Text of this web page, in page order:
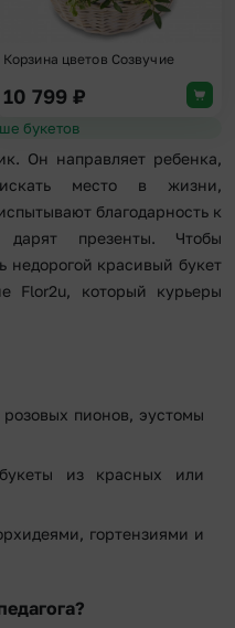
Корзина цветов Созвучие
10 799 ₽
Показать больше букетов
Он направляет ребенка,
место в жизни,
благодарность к
презенты. Чтобы
недорогой красивый букет
Flor2u, который курьеры
пионов, эустомы
из красных или
гортензиями и